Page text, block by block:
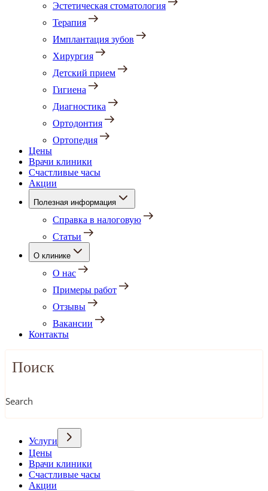
Эстетическая стоматология
Терапия
Имплантация зубов
Хирургия
Детский прием
Гигиена
Диагностика
Ортодонтия
Ортопедия
Цены
Врачи клиники
Счастливые часы
Акции
Полезная информация
Справка в налоговую
Статьи
О клинике
О нас
Примеры работ
Отзывы
Вакансии
Контакты
Search
Услуги
Цены
Врачи клиники
Счастливые часы
Акции